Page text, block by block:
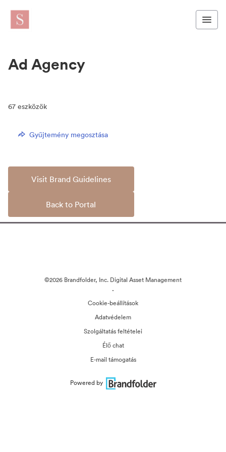
Ad Agency
67 eszközök
Gyűjtemény megosztása
Visit Brand Guidelines
Back to Portal
©2026 Brandfolder, Inc. Digital Asset Management
·
Cookie-beállítások
Adatvédelem
Szolgáltatás feltételei
Élő chat
E-mail támogatás
Powered by